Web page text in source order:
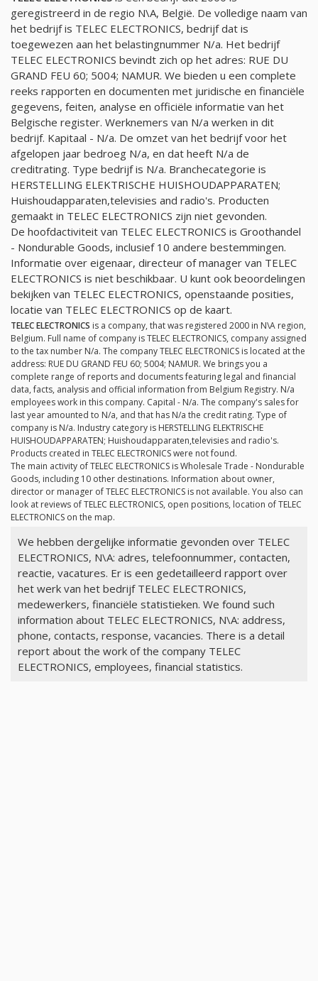
geregistreerd in de regio N\A, België. De volledige naam van
het bedrijf is TELEC ELECTRONICS, bedrijf dat is
toegewezen aan het belastingnummer N/a. Het bedrijf
TELEC ELECTRONICS bevindt zich op het adres: RUE DU
GRAND FEU 60; 5004; NAMUR. We bieden u een complete
reeks rapporten en documenten met juridische en financiële
gegevens, feiten, analyse en officiële informatie van het
Belgische register. Werknemers van N/a werken in dit
bedrijf. Kapitaal - N/a. De omzet van het bedrijf voor het
afgelopen jaar bedroeg N/a, en dat heeft N/a de
creditrating. Type bedrijf is N/a. Branchecategorie is
HERSTELLING ELEKTRISCHE HUISHOUDAPPARATEN;
Huishoudapparaten,televisies and radio's. Producten
gemaakt in TELEC ELECTRONICS zijn niet gevonden.
De hoofdactiviteit van TELEC ELECTRONICS is Groothandel
- Nondurable Goods, inclusief 10 andere bestemmingen.
Informatie over eigenaar, directeur of manager van TELEC
ELECTRONICS is niet beschikbaar. U kunt ook beoordelingen
bekijken van TELEC ELECTRONICS, openstaande posities,
locatie van TELEC ELECTRONICS op de kaart.
TELEC ELECTRONICS is a company, that was registered 2000 in N\A region,
Belgium. Full name of company is TELEC ELECTRONICS, company assigned
to the tax number N/a. The company TELEC ELECTRONICS is located at the
address: RUE DU GRAND FEU 60; 5004; NAMUR. We brings you a
complete range of reports and documents featuring legal and financial
data, facts, analysis and official information from Belgium Registry. N/a
employees work in this company. Capital - N/a. The company's sales for
last year amounted to N/a, and that has N/a the credit rating. Type of
company is N/a. Industry category is HERSTELLING ELEKTRISCHE
HUISHOUDAPPARATEN; Huishoudapparaten,televisies and radio's.
Products created in TELEC ELECTRONICS were not found.
The main activity of TELEC ELECTRONICS is Wholesale Trade - Nondurable
Goods, including 10 other destinations. Information about owner,
director or manager of TELEC ELECTRONICS is not available. You also can
look at reviews of TELEC ELECTRONICS, open positions, location of TELEC
ELECTRONICS on the map.
We hebben dergelijke informatie gevonden over TELEC
ELECTRONICS, N\A: adres, telefoonnummer, contacten,
reactie, vacatures. Er is een gedetailleerd rapport over
het werk van het bedrijf TELEC ELECTRONICS,
medewerkers, financiële statistieken. We found such
information about TELEC ELECTRONICS, N\A: address,
phone, contacts, response, vacancies. There is a detail
report about the work of the company TELEC
ELECTRONICS, employees, financial statistics.